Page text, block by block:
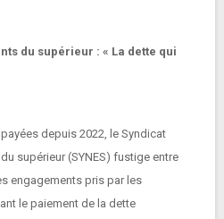
du supérieur : « La dette qui
depuis 2022, le Syndicat
supérieur (SYNES) fustige entre
engagements pris par les
le paiement de la dette